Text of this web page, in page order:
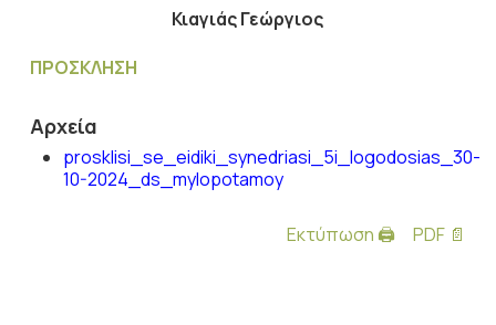
Κιαγιάς Γεώργιος
ΠΡΟΣΚΛΗΣΗ
Αρχεία
prosklisi_se_eidiki_synedriasi_5i_logodosias_30-
10-2024_ds_mylopotamoy
Εκτύπωση 🖨 PDF 📄